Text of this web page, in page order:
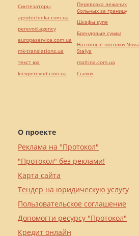
О проекте
Реклама на "Протокол"
"Протокол" без реклами!
Карта сайта
Тендер на юридическую услугу
Пользовательское соглашение
Допомогти ресурсу "Протокол"
Кредит онлайн
Синтезаторы
agrotechnika.com.ua
perevod.agency
europeservice.com.ua
mk-translations.ua
текст юа
kievperevod.com.ua
Перевозка лежачих
больных за границу
Шкафы купе
Брендовые сумки
Натяжные потолки Nova
Stelya
maltina.com.ua
Cылки